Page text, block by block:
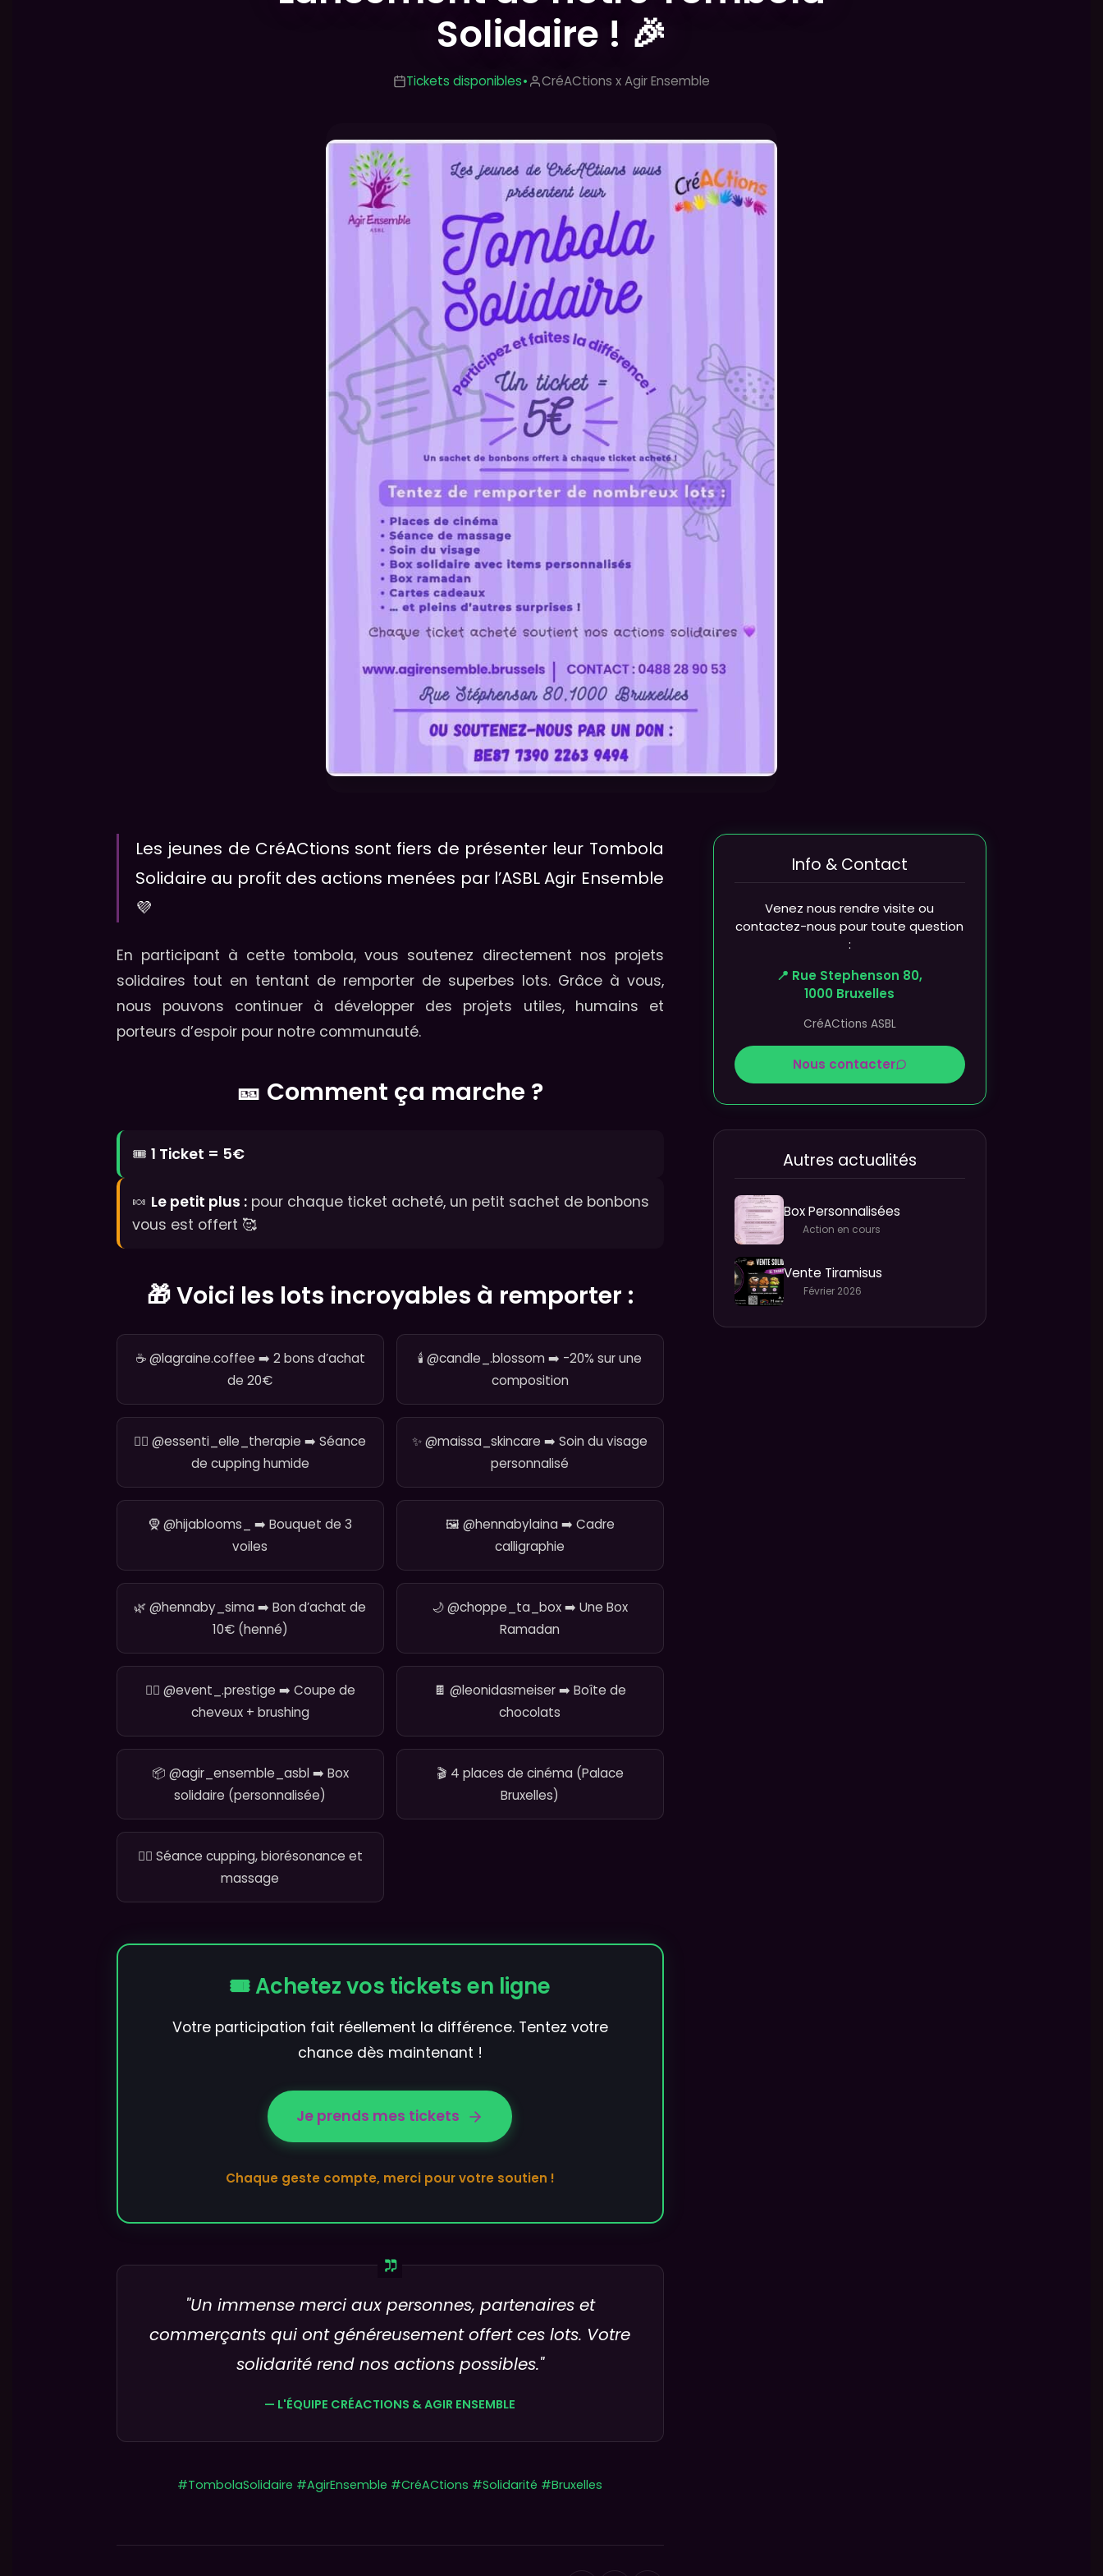
Solidaire ! 🎉
Tickets disponibles• CréACtions x Agir Ensemble
Les jeunes de CréACtions sont fiers de présenter leur Tombola
Solidaire au profit des actions menées par l’ASBL Agir Ensemble
💜
En participant à cette tombola, vous soutenez directement nos projets
solidaires tout en tentant de remporter de superbes lots. Grâce à vous,
nous pouvons continuer à développer des projets utiles, humains et
porteurs d’espoir pour notre communauté.
🎫 Comment ça marche ?
🎟️ 1 Ticket = 5€
🍬 Le petit plus : pour chaque ticket acheté, un petit sachet de bonbons
vous est offert 🥰
🎁 Voici les lots incroyables à remporter :
☕ @lagraine.coffee ➡️ 2 bons d’achat
de 20€
🕯️ @candle_.blossom ➡️ -20% sur une
composition
💆‍♀️ @essenti_elle_therapie ➡️ Séance
de cupping humide
✨ @maissa_skincare ➡️ Soin du visage
personnalisé
🧕 @hijablooms_ ➡️ Bouquet de 3
voiles
🖼️ @hennabylaina ➡️ Cadre
calligraphie
🌿 @hennaby_sima ➡️ Bon d’achat de
10€ (henné)
🌙 @choppe_ta_box ➡️ Une Box
Ramadan
💇‍♀️ @event_.prestige ➡️ Coupe de
cheveux + brushing
🍫 @leonidasmeiser ➡️ Boîte de
chocolats
📦 @agir_ensemble_asbl ➡️ Box
solidaire (personnalisée)
🎬 4 places de cinéma (Palace
Bruxelles)
💆‍♂️ Séance cupping, biorésonance et
massage
🎟️ Achetez vos tickets en ligne
Votre participation fait réellement la différence. Tentez votre
chance dès maintenant !
Je prends mes tickets
Chaque geste compte, merci pour votre soutien !
"Un immense merci aux personnes, partenaires et
commerçants qui ont généreusement offert ces lots. Votre
solidarité rend nos actions possibles."
— L'ÉQUIPE CRÉACTIONS & AGIR ENSEMBLE
#TombolaSolidaire #AgirEnsemble #CréACtions #Solidarité #Bruxelles
Info & Contact
Venez nous rendre visite ou
contactez-nous pour toute question
:
📍 Rue Stephenson 80,
1000 Bruxelles
CréACtions ASBL
Nous contacter
Autres actualités
Box Personnalisées
Action en cours
Vente Tiramisus
Février 2026